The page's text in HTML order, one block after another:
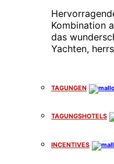
Kombination
das
Yachten,
TAGUNGEN
TAGUNGSHOTELS
INCENTIVES